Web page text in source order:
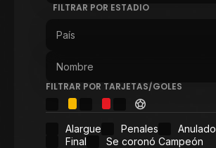
FILTRAR POR ESTADIO
FILTRAR POR TARJETAS/GOLES
Alargue Penales Anulado
Final
Se coronó Campeón